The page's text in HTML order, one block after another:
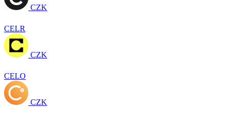
CZK
CELR
CZK
CELO
CZK